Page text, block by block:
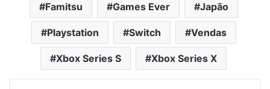
Famitsu Games Ever Japão
Playstation Switch Vendas
Xbox Series S Xbox Series X